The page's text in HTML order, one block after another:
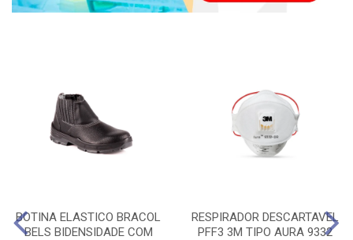
BOTINA ELASTICO BRACOL
BELS BIDENSIDADE COM
RESPIRADOR DESCARTAVEL
PFF3 3M TIPO AURA 9332